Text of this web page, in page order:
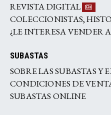
REVISTA DIGITAL
COLECCIONISTAS,
¿LE INTERESA VENDER
SUBASTAS
SOBRE LAS SUBASTAS Y
CONDICIONES DE
SUBASTAS ONLINE